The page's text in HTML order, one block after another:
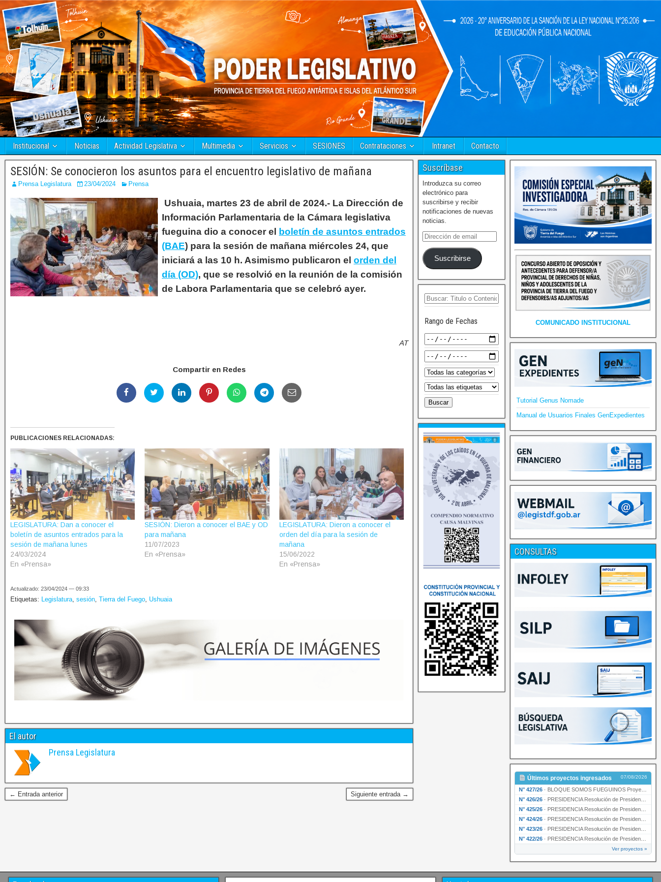
Institucional Noticias Actividad Legislativa Multimedia Servicios SESIONES Contrataciones Intranet Contacto
SESIÓN: Se conocieron los asuntos para el encuentro legislativo de mañana
Prensa Legislatura 23/04/2024 Prensa
Ushuaia, martes 23 de abril de 2024.- La Dirección de
Información Parlamentaria de la Cámara legislativa
fueguina dio a conocer el
boletín de asuntos entrados
(BAE) para la sesión de mañana miércoles 24, que
iniciará a las 10 h. Asimismo publicaron el orden del
día (OD), que se resolvió en la reunión de la comisión
de Labora Parlamentaria que se celebró ayer.
AT
Compartir en Redes
PUBLICACIONES RELACIONADAS:
LEGISLATURA: Dan a conocer el
boletín de asuntos entrados para la
sesión de mañana lunes
24/03/2024
En «Prensa»
SESIÓN: Dieron a conocer el BAE y OD
para mañana
11/07/2023
En «Prensa»
LEGISLATURA: Dieron a conocer el
orden del día para la sesión de
mañana
15/06/2022
En «Prensa»
Actualizado: 23/04/2024 — 09:33
Etiquetas: Legislatura, sesión, Tierra del Fuego, Ushuaia
El autor
Prensa Legislatura
← Entrada anterior Siguiente entrada →
Suscríbase
Introduzca su correo
electrónico para
suscribirse y recibir
notificaciones de nuevas
noticias.
Suscribirse
Rango de Fechas COMUNICADO INSTITUCIONAL
Tutorial Genus Nomade
Manual de Usuarios Finales GenExpedientes
CONSULTAS
Últimos proyectos ingresados 07/08/2026
N° 427/26 · BLOQUE SOMOS FUEGUINOS Proyecto de Declaración declarando de interés provincial PRESIDENCI…
N° 426/26 · PRESIDENCIA Resolución de Presidencia N° 216/26 declarando de interés provincial la labor …
N° 425/26 · PRESIDENCIA Resolución de Presidencia N° 212/26 declarando de interés provincial el “50° A…
N° 424/26 · PRESIDENCIA Resolución de Presidencia Nº 210/26 declarando de interés provincial el proyec…
N° 423/26 · PRESIDENCIA Resolución de Presidencia Nº 209/26 declarando de interés provincial la presen…
N° 422/26 · PRESIDENCIA Resolución de Presidencia N° 200/26 para su ratificación.
Ver proyectos »